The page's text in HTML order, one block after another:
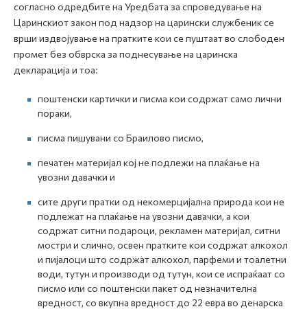
согласно одредбите на Уредбата за спроведување на
Царинскиот закон под надзор на царински службеник се
врши издвојување на пратките кои се пуштаат во слободен
промет без обврска за поднесување на царинска
декларација и тоа:
поштенски картички и писма кои содржат само лични
пораки,
писма пишувани со Браилово писмо,
печатен материјал кој не подлежи на плаќање на
увозни давачки и
сите други пратки од некомерцијална природа кои не
подлежат на плаќање на увозни давачки, а кои
содржат ситни подароци, рекламен материјал, ситни
мостри и слично, освен пратките кои содржат алкохол
и пијалоци што содржат алкохол, парфеми и тоалетни
води, тутун и производи од тутун, кои се испраќаат со
писмо или со поштенски пакет од незначителна
вредност, со вкупна вредност до 22 евра во денарска